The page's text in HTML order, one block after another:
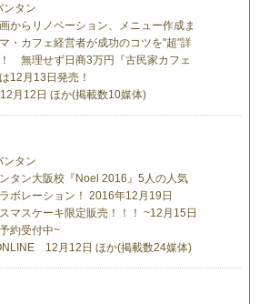
ンタン
からリノベーション、メニュー作成ま
・カフェ経営者が成功のコツを"超"詳
無理せず日商3万円『古民家カフェ
12月13日発売！
月12日 ほか(掲載数10媒体)
ンタン
タン大阪校『Noel 2016』5人の人気
ボレーション！ 2016年12月19日
スマスケーキ限定販売！！！ ~12月15日
約受付中~
12月12日 ほか(掲載数24媒体)